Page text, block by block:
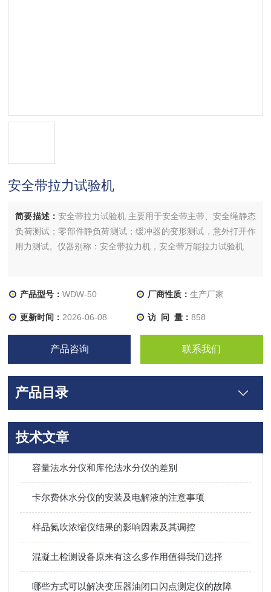
安全带拉力试验机
简要描述： 安全带拉力试验机 主要用于安全带主带、安全绳静态
负荷测试；零部件静负荷测试；缓冲器的变形测试，意外打开作
用力测试。仪器别称：安全带拉力机，安全带万能拉力试验机
产品型号：WDW-50 厂商性质： 生产厂家
更新时间： 2026-06-08 访 问 量： 858
产品咨询 联系我们
产品目录
技术文章
容量法水分仪和库伦法水分仪的差别
卡尔费休水分仪的安装及电解液的注意事项
样品氮吹浓缩仪结果的影响因素及其调控
混凝土检测设备原来有这么多作用值得我们选择
哪些方式可以解决变压器油闭口闪点测定仪的故障